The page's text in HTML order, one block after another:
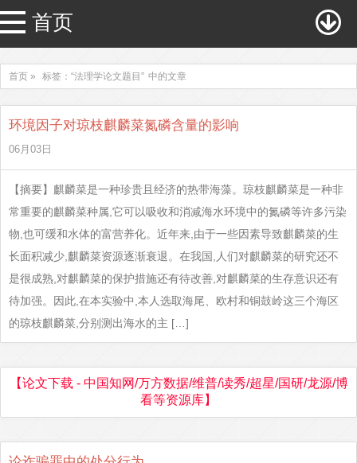
首页
首页 » 标签：“法理学论文题目” 中的文章
环境因子对琼枝麒麟菜氮磷含量的影响
06月03日
【摘要】麒麟菜是一种珍贵且经济的热带海藻。琼枝麒麟菜是一种非
常重要的麒麟菜种属,它可以吸收和消减海水环境中的氮磷等许多污染
物,也可缓和水体的富营养化。近年来,由于一些因素导致麒麟菜的生
长面积减少,麒麟菜资源逐渐衰退。在我国,人们对麒麟菜的研究还不
是很成熟,对麒麟菜的保护措施还有待改善,对麒麟菜的生存意识还有
待加强。因此,在本实验中,本人选取海尾、欧村和铜鼓岭这三个海区
的琼枝麒麟菜,分别测出海水的主 […]
【论文下载 - 中国知网/万方数据/维普/读秀/超星/国研/龙源/博
看等资源库】